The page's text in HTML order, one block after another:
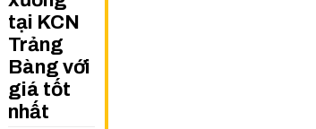
tại KCN
Trảng
Bàng với
giá tốt
nhất